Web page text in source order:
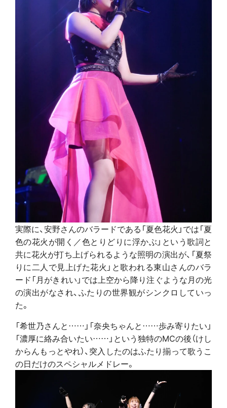
実際に、安野さんのバラードである「夏色花火」では「夏
色の花火が開く／色とりどりに浮かぶ」という歌詞と
共に花火が打ち上げられるような照明の演出が、「夏祭
りに二人で見上げた花火」と歌われる東山さんのバラ
ード「月がきれい」では上空から降り注ぐような月の光
の演出がなされ、ふたりの世界観がシンクロしていっ
た。
「希世乃さんと……」「奈央ちゃんと……歩み寄りたい」
「濃厚に絡み合いたい……」という独特のMCの後（けし
からんもっとやれ）、突入したのはふたり揃って歌うこ
の日だけのスペシャルメドレー。